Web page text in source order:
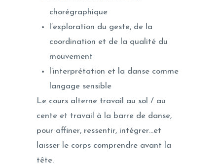
chorégraphique
l’exploration du geste, de la
coordination et de la qualité du
mouvement
l’interprétation et la danse comme
langage sensible
Le cours alterne travail au sol / au
cente et travail à la barre de danse,
pour affiner, ressentir, intégrer…et
laisser le corps comprendre avant la
tête.